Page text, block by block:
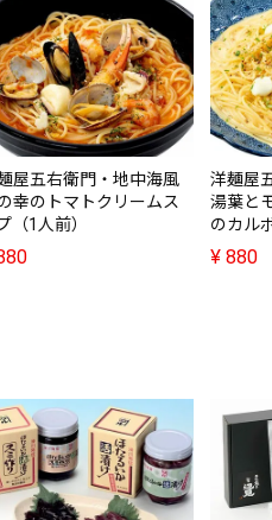
屋五右衛門・地中海風
幸のトマトクリームス
（1人前）
洋麺屋
湯葉と
のカル
¥ 880